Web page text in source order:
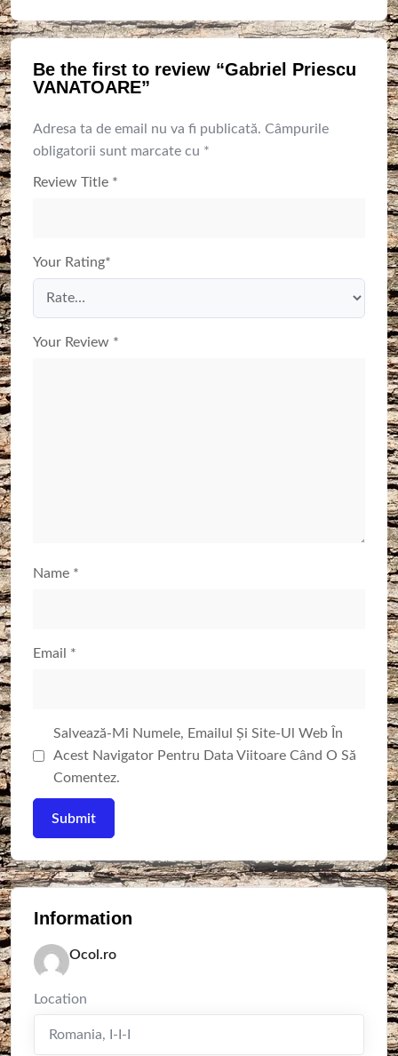
Be the first to review “Gabriel Priescu
VANATOARE”
Adresa ta de email nu va fi publicată. Câmpurile
obligatorii sunt marcate cu *
Review Title *
Your Rating*
Your Review *
Name *
Email *
Salvează-Mi Numele, Emailul Și Site-Ul Web În
Acest Navigator Pentru Data Viitoare Când O Să
Comentez.
Information
Ocol.ro
Location
Romania, I-I-I